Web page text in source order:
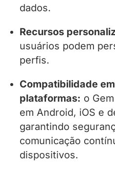
dados.
Recursos
usuários podem
perfis.
Compatibilidade
plataformas: o
em Android, iOS e
garantindo
comunicação
dispositivos.